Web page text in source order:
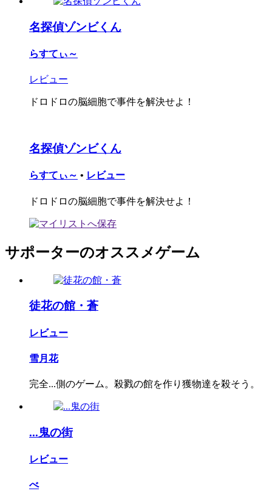
名探偵ゾンビくん
らすてぃ～
レビュー
ドロドロの脳細胞で事件を解決せよ！
名探偵ゾンビくん
らすてぃ～ • レビュー
ドロドロの脳細胞で事件を解決せよ！
サポーターのオススメゲーム
徒花の館・蒼
レビュー
雪月花
完全...側のゲーム。殺戮の館を作り獲物達を殺そう。
...鬼の街
レビュー
べ